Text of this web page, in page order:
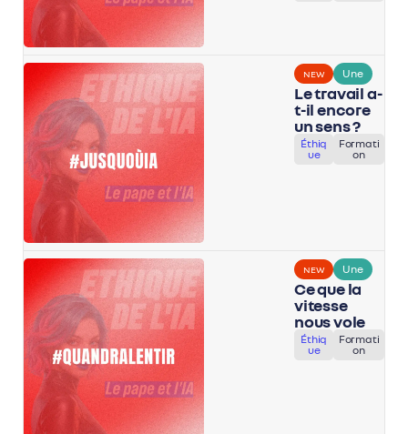
NEW Une
Le travail a-
t-il encore
un sens ?
Éthiq
ue
Formati
on
NEW Une
Ce que la
vitesse
nous vole
Éthiq
ue
Formati
on